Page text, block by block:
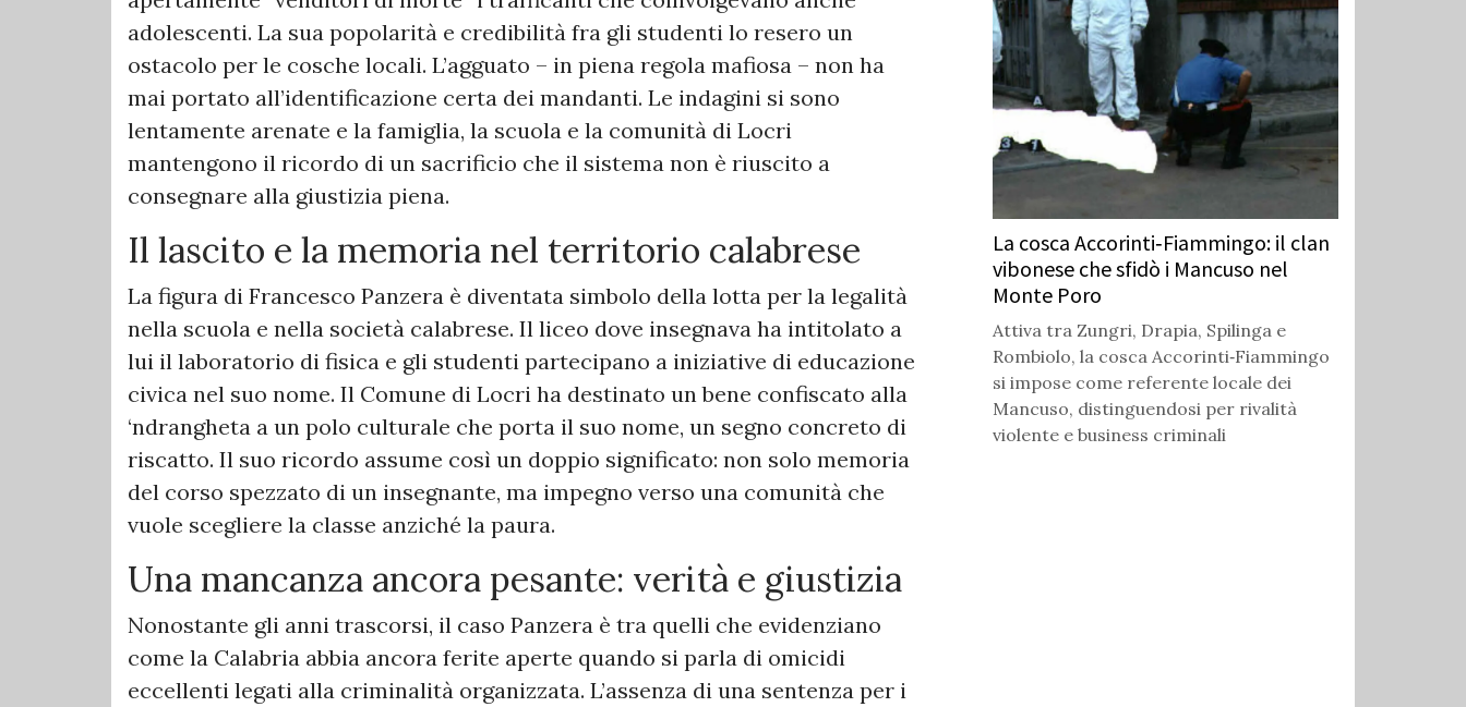
adolescenti. La sua popolarità e credibilità fra gli studenti lo resero un
ostacolo per le cosche locali. L’agguato – in piena regola mafiosa – non ha
mai portato all’identificazione certa dei mandanti. Le indagini si sono
lentamente arenate e la famiglia, la scuola e la comunità di Locri
mantengono il ricordo di un sacrificio che il sistema non è riuscito a
consegnare alla giustizia piena.
Il lascito e la memoria nel territorio calabrese
La figura di Francesco Panzera è diventata simbolo della lotta per la legalità
nella scuola e nella società calabrese. Il liceo dove insegnava ha intitolato a
lui il laboratorio di fisica e gli studenti partecipano a iniziative di educazione
civica nel suo nome. Il Comune di Locri ha destinato un bene confiscato alla
‘ndrangheta a un polo culturale che porta il suo nome, un segno concreto di
riscatto. Il suo ricordo assume così un doppio significato: non solo memoria
del corso spezzato di un insegnante, ma impegno verso una comunità che
vuole scegliere la classe anziché la paura.
Una mancanza ancora pesante: verità e giustizia
Nonostante gli anni trascorsi, il caso Panzera è tra quelli che evidenziano
come la Calabria abbia ancora ferite aperte quando si parla di omicidi
eccellenti legati alla criminalità organizzata. L’assenza di una sentenza per i
La cosca Accorinti‑Fiammingo: il clan
vibonese che sfidò i Mancuso nel
Monte Poro
Attiva tra Zungri, Drapia, Spilinga e
Rombiolo, la cosca Accorinti‑Fiammingo
si impose come referente locale dei
Mancuso, distinguendosi per rivalità
violente e business criminali